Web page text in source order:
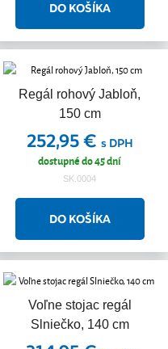
Regál rohový Jabloň,
150 cm
252,95 € s DPH
dostupné do 45 dní
SK.0004
Voľne stojac regál
Slniečko, 140 cm